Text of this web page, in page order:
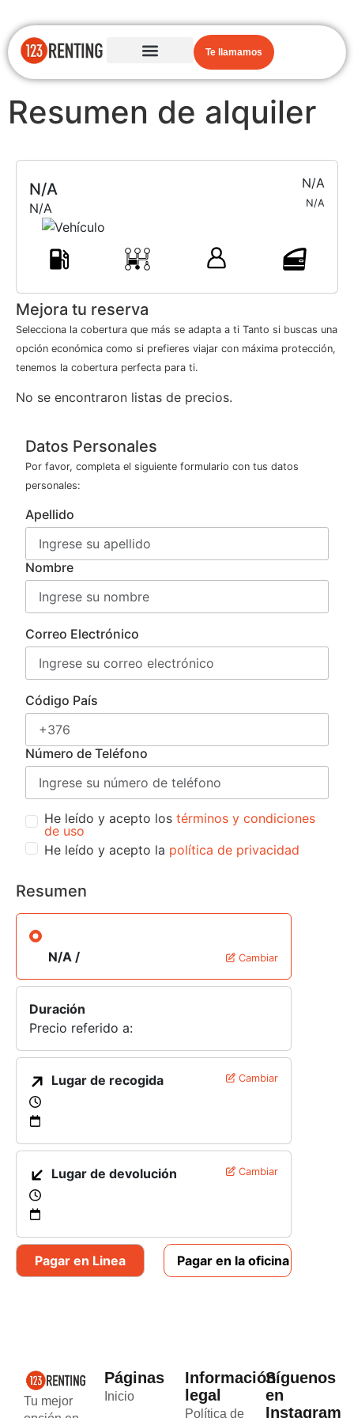
Te llamamos
Resumen de alquiler
N/A
N/A
N/A
N/A
Mejora tu reserva
Selecciona la cobertura que más se adapta a ti Tanto si buscas una
opción económica como si prefieres viajar con máxima protección,
tenemos la cobertura perfecta para ti.
No se encontraron listas de precios.
Datos Personales
Por favor, completa el siguiente formulario con tus datos
personales:
Apellido
Nombre
Correo Electrónico
Código País
Número de Teléfono
He leído y acepto los términos y condiciones
de uso
He leído y acepto la política de privacidad
Resumen
N/A / Cambiar
Duración
Precio referido a:
Lugar de recogida Cambiar
Lugar de devolución Cambiar
Pagar en Linea Pagar en la oficina
Tu mejor
Páginas
Inicio
Información
legal
Política de
Síguenos
en
Instagram